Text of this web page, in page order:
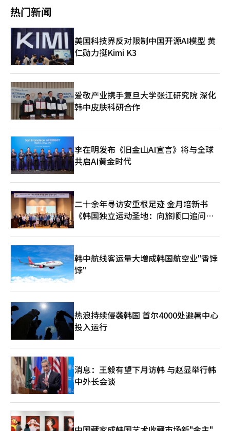
来。”超过3万元的费用和70分钟的时间绝对不算浪费，因为这让
术的心脏。 目前该项目仅对外国人开放，但基金会计划根据反
响，未来也向本国人开放。我们期待着有一天能够愉快地探索这个
熟悉而又陌生的舞台背后的世界，满怀期待地等待着。
都将成为决定国家竞争力的重要赛道。 人工智能芯片不仅是出口
心算力，谁就掌握未来产业发展的主动权。 第二支柱则是物理AI国
家战略。人工智能正在从虚拟世界走向现实世界。从机器人、自动
驾驶汽车到智能工厂、智慧港口、智慧农业和智慧城市，AI正在赋
予实体经济新的生命力。 韩国拥有全球少有的完整制造业体系，
些优势与人工智能深度融合，韩国完全有机会成为全球物理AI应用
和创新的重要中心。 未来的韩国工厂应能够自主预测故障、优化
生产流程；港口能够实现智能调度；农业能够依靠AI实现精准种
植；城市能够通过智能系统提升运行效率。物理AI不仅是技术升
级，更可能成为韩国制造业的“第二颗心脏”。 第三支柱是制造
业AX战略。所谓AX，并非简单地在企业中安装人工智能软件，而
是通过AI重塑设计、生产、物流、能源管理、质量控制和售后服务
的全生命周期。 数字化转型解决的是数据采集问题，而AI转型解决
的是智能决策问题。如果韩国能够率先完成制造业AX，不仅能够
出口产品，更能够向世界输出先进制造模式、工业软件平台和智能
生产体系，从“制造大国”迈向“智造强国”。 然而，决定未来
全球创新中心，并非因为美国拥有更多土地，而是因为全球最优秀
的人才汇聚于此。 AI时代最宝贵的资源不是石油，不是矿产，而是
高水平科学家、工程师、创业者和创新人才。 韩国拥有“K文
化”这一独特优势。从K-POP、韩剧到韩国美食和文化产品，韩国
已成功塑造全球影响力。然而，文化影响力不能停留在消费层面，
更应转化为人才吸引力。 未来的韩国应成为全球青年向往的创新
目的地。来自世界各地的优秀学生能够在韩国学习AI与半导体技
术；国际科研人才能够在韩国开展研究；外国创业者能够在韩国创
办企业。这不仅需要文化吸引力，更需要开放包容的人才政策、国
际化教育体系以及便利的长期居留制度。 与此同时，教育体系也
必须进行深刻改革。AI时代不再需要单纯擅长标准答案的人才，而
需要具备创新能力、跨学科思维和问题定义能力的人才。未来教育
应打破学科壁垒，将人工智能、工程技术、人文科学和艺术创造力
融合培养。 地方发展战略同样需要重构。未来韩国不可能仅依靠
首都圈支撑国家竞争力。半导体产业集群、数据中心、智能制造基
地和AI实验园区应当在全国范围布局。地方振兴的核心不再是财政
合，才能真正破解地方人口流失和经济衰退难题。 此外，资本市
场也必须具备长期主义思维。人工智能时代的竞争需要持续十年、
二十年甚至更长时间的战略投资。半导体工厂、数据中心和基础研
究平台往往需要巨额资金支持。韩国必须建立鼓励创新、容忍失
败、支持长期研发的金融体系，为未来产业发展提供稳定资本来
源。 纵观世界历史，伟大的国家从来不是因为规模庞大而伟大，
而是因为能够在时代变革中创造新的发展模式。韩国曾创造“汉江
了“会面休息室”和“艺术家休息室”，为全球代表与国内艺术家
的商务会议提供便利，并分发国内艺术家介绍手册及翻译服务。基
金会计划通过相关支持项目，未来为受邀参加海外音乐节的艺术家
提供机票和当地住宿费用的支持。演出结束后的1日凌晨，艺术家
和相关人员参与了名为“AFT之夜”的交流活动，进一步加深了合
作关系。 在晴朗的岛屿天气下，此次音乐节吸引了约1万名观众。
天然草坪上，观众们在自由的氛围中享受音乐，年轻的音乐爱好
者、带着孩子的家庭观众以及外国观众齐聚一堂。舞台表演也别具
一格。日本城市流行音乐巨星小野田恵的首次韩国演出中，获得国
际赞誉的女歌手青羽一子惊喜登场，带来了合作演出。韩国摇滚传
奇金昌完乐队则以“顽皮鬼”作为安可曲，与2030观众们产生了
共鸣。 在上月30日，天堂城会议中心的蓝宝石厅及会议室举行
了“爱声音节”。爱声音节自2000年起举办，今年已是第16届，
童的内心声音和想法，成为一个共同享受文化艺术体验、游戏和表
演的社会融合平台。去年，约2000名残障与非残障儿童及家庭参
与了媒体艺术、休闲活动和体验型内容的活动。 今年的活动在原
有的游戏和体验中心项目基础上进行了全面改版，采用“职业探索
博览会”的形式，旨在帮助发展障碍青少年面对现实的职业选择和
独立生活的困惑。福利基金会从关注残障青少年职业与未来的现实
问题出发，帮助参与者通过具体探索职业世界，享受酒店晚餐和娱
乐设施，体验完整的休闲过程，从而设计出健康的生活方式。与
KIMU工作室、AI Works、Heart Heart Art and Culture、Peach
Market、Goodwill Store、天堂城等六家合作企业和组织共同制
定了有效的职业体验项目。 参与的青少年通过绘画实践、人工智
能（AI）数据处理实践、打击乐演奏体验、职业准备教育、捐赠商
店销售职业体验等多样化的环节逐步掌握工作技能。在部分项目
中，专家还为参与者提供了个性化的报告，分析其适应性和特征。
此外，天堂城的员工志愿者团队“Gaon-gil”还进行了酒店餐饮
服务及餐桌礼仪培训，帮助青少年培养社会交往所需的基本礼仪和
残障之间的界限。30日晚，参与爱声音节的残障青少年及其家庭移
步至亚流节的演出现场，共同观赏金昌完乐队等的表演，分享节日
的热情。天堂方面为确保他们的顺利和安全观赏，启动了系统的无
障碍支持项目。在主要通道安排了经过专业培训的无障碍经理，提
供移动便利，并为对视觉、听觉等感官刺激敏感的观众提供感官地
图和耳机等感官缓解工具。 天堂福利基金会理事长崔允贞表
示：“今年的节日是让孩子们接触各种职业世界、描绘梦想的职业
探索平台，我们将始终陪伴我们的朋友们，以各自的速度和色彩自
信地走向世界。”※ 本报道经人工智能（AI）系统翻译与编辑。
热门新闻
美国科技界反对限制中国开源AI模型 黄
仁勋力挺Kimi K3
爱敬产业携手复旦大学张江研究院 深化
韩中皮肤科研合作
李在明发布《旧金山AI宣言》将与全球
共启AI黄金时代
二十余年寻访安重根足迹 金月培新书
《韩国独立运动圣地：向旅顺口追问历
韩中航线客运量大增成韩国航空业"香饽
饽"
热浪持续侵袭韩国 首尔4000处避暑中心
投入运行
消息：王毅有望下月访韩 与赵显举行韩
中外长会谈